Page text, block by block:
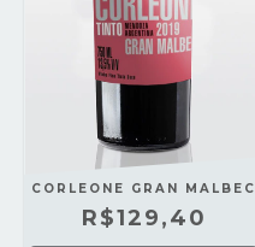
CORLEONE GRAN MALBEC
R$129,40